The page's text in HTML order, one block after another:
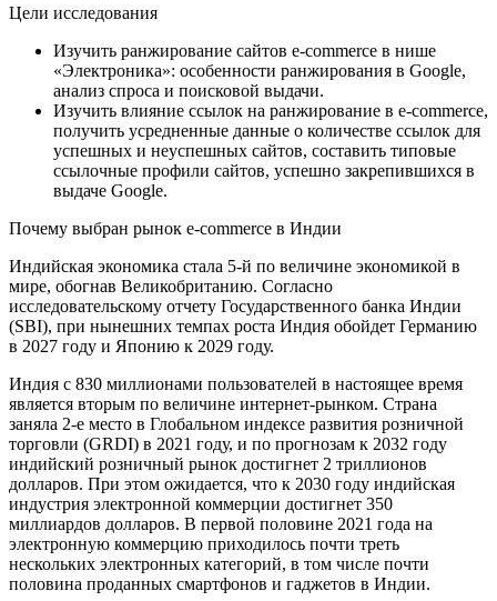
Цели исследования
Изучить ранжирование сайтов e-commerce в нише
«Электроника»: особенности ранжирования в Google,
анализ спроса и поисковой выдачи.
Изучить влияние ссылок на ранжирование в e-commerce,
получить усредненные данные о количестве ссылок для
успешных и неуспешных сайтов, составить типовые
ссылочные профили сайтов, успешно закрепившихся в
выдаче Google.
Почему выбран рынок e-commerce в Индии
Индийская экономика стала 5-й по величине экономикой в
мире, обогнав Великобританию. Согласно
исследовательскому отчету Государственного банка Индии
(SBI), при нынешних темпах роста Индия обойдет Германию
в 2027 году и Японию к 2029 году.
Индия с 830 миллионами пользователей в настоящее время
является вторым по величине интернет-рынком. Страна
заняла 2-е место в Глобальном индексе развития розничной
торговли (GRDI) в 2021 году, и по прогнозам к 2032 году
индийский розничный рынок достигнет 2 триллионов
долларов. При этом ожидается, что к 2030 году индийская
индустрия электронной коммерции достигнет 350
миллиардов долларов. В первой половине 2021 года на
электронную коммерцию приходилось почти треть
нескольких электронных категорий, в том числе почти
половина проданных смартфонов и гаджетов в Индии.